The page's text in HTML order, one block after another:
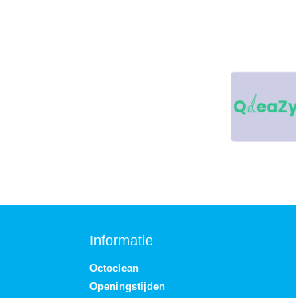
Informatie
Octoclean
Openingstijden